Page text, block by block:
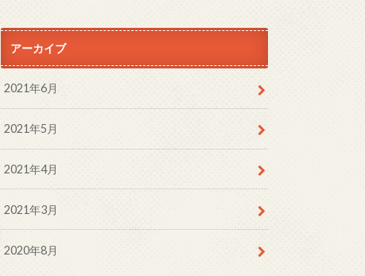
アーカイブ
2021年6月
2021年5月
2021年4月
2021年3月
2020年8月